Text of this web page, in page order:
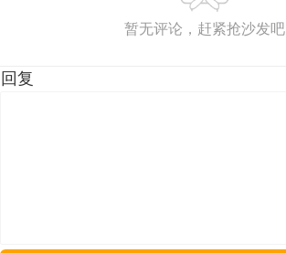
暂无评论，赶紧抢沙发吧
回复